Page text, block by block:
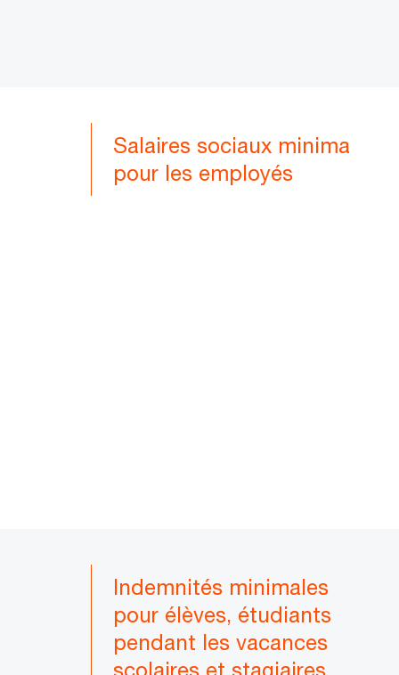
Salaires sociaux minima
pour les employés
Indemnités minimales
pour élèves, étudiants
pendant les vacances
scolaires et stagiaires